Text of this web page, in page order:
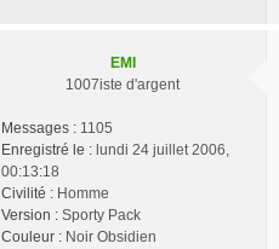
EMI
1007iste d'argent
Messages : 1105
Enregistré le : lundi 24 juillet 2006,
00:13:18
Civilité : Homme
Version : Sporty Pack
Couleur : Noir Obsidien